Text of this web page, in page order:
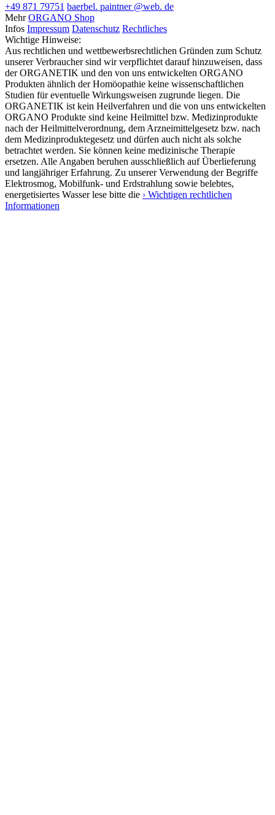
+49 871 79751 baerbel. paintner @web. de
Mehr ORGANO Shop
Infos Impressum Datenschutz Rechtliches
Wichtige Hinweise:
Aus rechtlichen und wettbewerbsrechtlichen Gründen zum Schutz
unserer Verbraucher sind wir verpflichtet darauf hinzuweisen, dass
der ORGANETIK und den von uns entwickelten ORGANO
Produkten ähnlich der Homöopathie keine wissenschaftlichen
Studien für eventuelle Wirkungsweisen zugrunde liegen. Die
ORGANETIK ist kein Heilverfahren und die von uns entwickelten
ORGANO Produkte sind keine Heilmittel bzw. Medizinprodukte
nach der Heilmittelverordnung, dem Arzneimittelgesetz bzw. nach
dem Medizinproduktegesetz und dürfen auch nicht als solche
betrachtet werden. Sie können keine medizinische Therapie
ersetzen. Alle Angaben beruhen ausschließlich auf Überlieferung
und langjähriger Erfahrung. Zu unserer Verwendung der Begriffe
Elektrosmog, Mobilfunk- und Erdstrahlung sowie belebtes,
energetisiertes Wasser lese bitte die › Wichtigen rechtlichen
Informationen